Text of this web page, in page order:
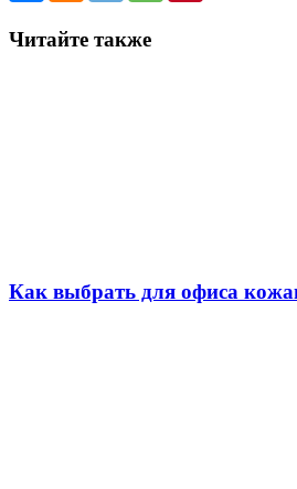
Читайте также
Как выбрать для офиса